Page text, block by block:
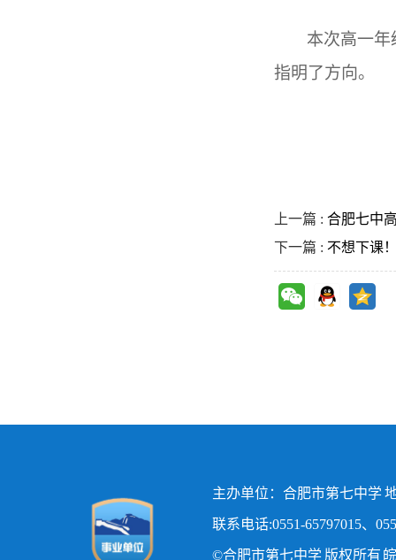
本次高一
指明了方向。
上一篇 : 合肥七中
下一篇 : 不想下课
主办单位：合肥市第七中学
联系电话:0551-65797015、
©合肥市第七中学 版权所有